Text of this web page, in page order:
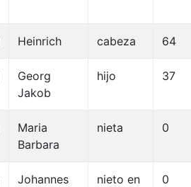
Heinrich cabeza 64
Georg
Jakob
hijo 37
Maria
Barbara
nieta 0
Johannes
nieto en
0